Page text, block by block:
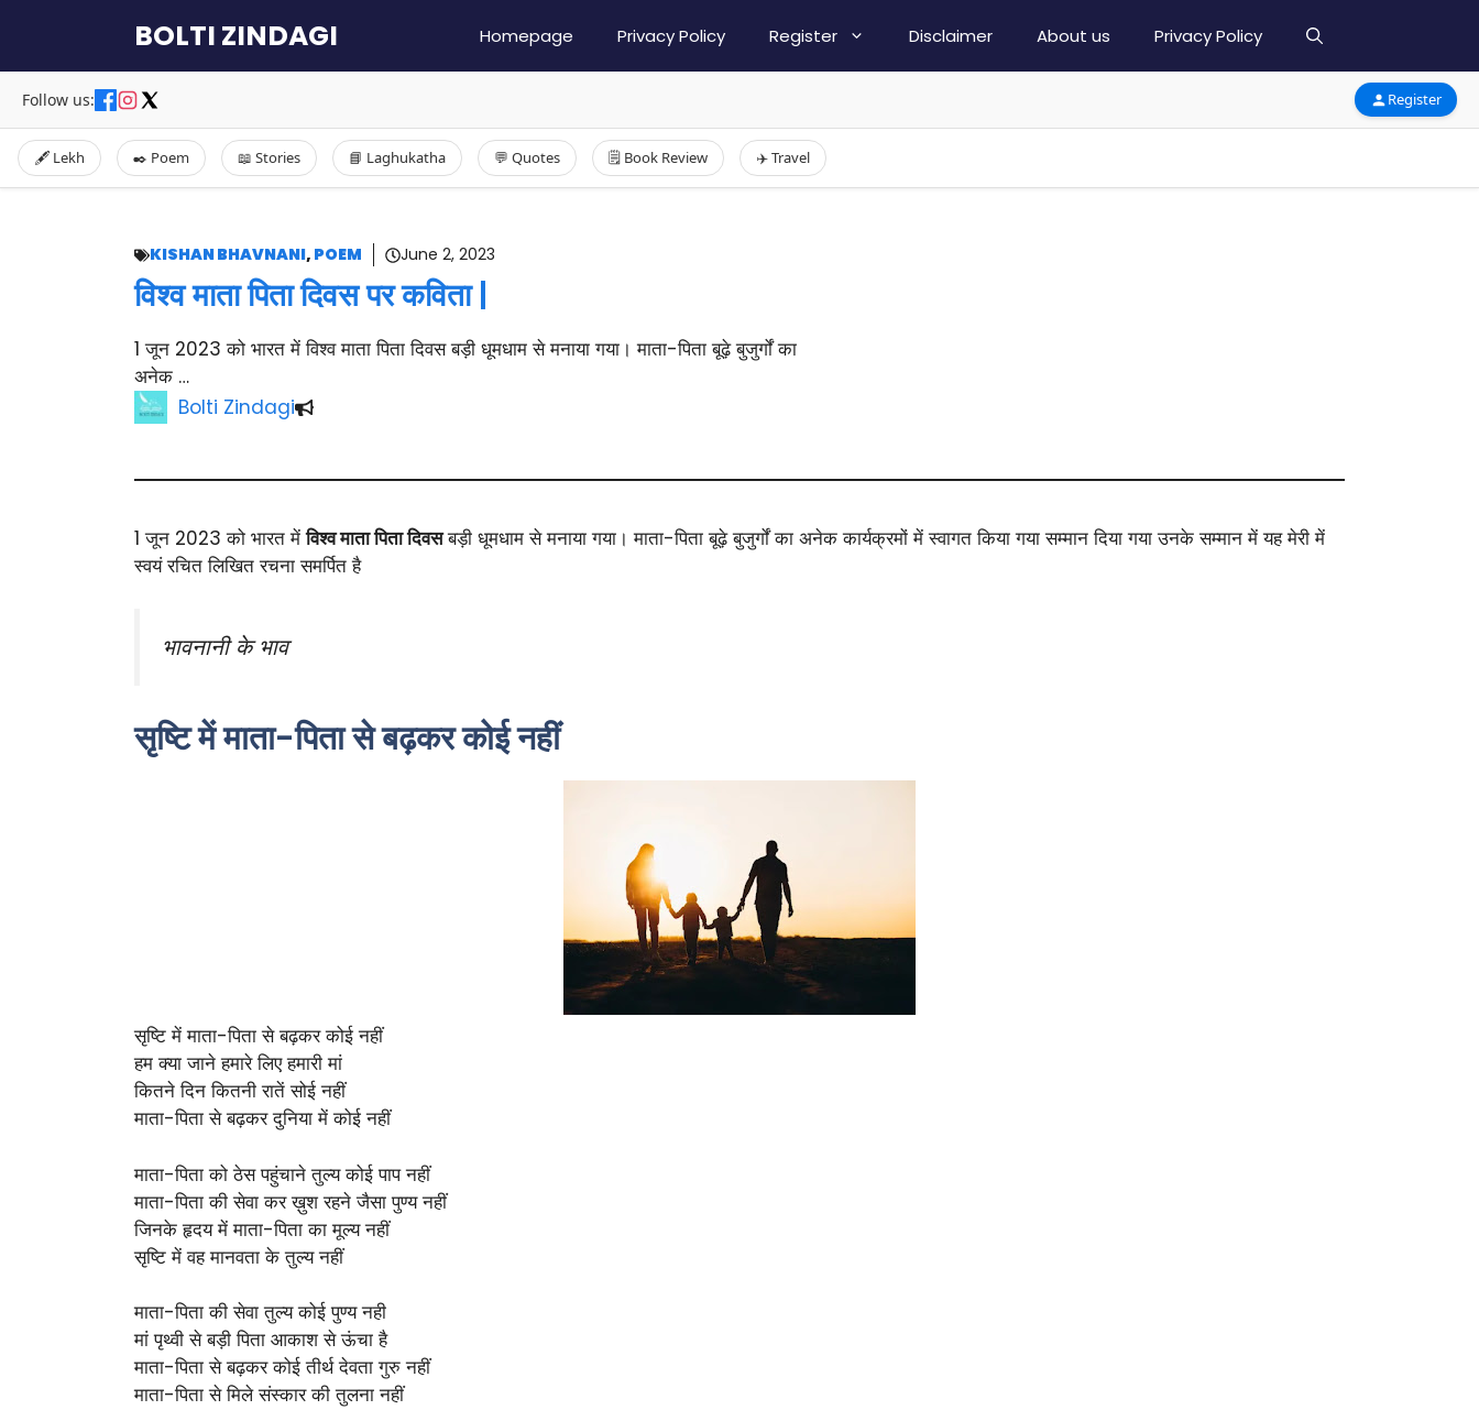
content
BOLTI ZINDAGI Homepage Privacy Policy Register Disclaimer About us Privacy Policy
Follow us: Register
🖋️ Lekh ✒️ Poem 📖 Stories 📘 Laghukatha 💬 Quotes 🗒️ Book Review ✈️ Travel
KISHAN BHAVNANI, POEM June 2, 2023
विश्व माता पिता दिवस पर कविता |
1 जून 2023 को भारत में विश्व माता पिता दिवस बड़ी धूमधाम से मनाया गया। माता-पिता बूढ़े बुजुर्गों का
अनेक …
Bolti Zindagi
1 जून 2023 को भारत मेंविश्व माता पिता दिवसबड़ी धूमधाम से मनाया गया। माता-पिता बूढ़े बुजुर्गों का अनेक कार्यक्रमों में स्वागत किया गया सम्मान दिया गया उनके सम्मान में यह मेरी में
स्वयं रचित लिखित रचना समर्पित है
भावनानी के भाव
सृष्टि में माता-पिता से बढ़कर कोई नहीं
सृष्टि में माता-पिता से बढ़कर कोई नहीं
हम क्या जाने हमारे लिए हमारी मां
कितने दिन कितनी रातें सोई नहीं
माता-पिता से बढ़कर दुनिया में कोई नहीं
माता-पिता को ठेस पहुंचाने तुल्य कोई पाप नहीं
माता-पिता की सेवा कर ख़ुश रहने जैसा पुण्य नहीं
जिनके हृदय में माता-पिता का मूल्य नहीं
सृष्टि में वह मानवता के तुल्य नहीं
माता-पिता की सेवा तुल्य कोई पुण्य नही
मां पृथ्वी से बड़ी पिता आकाश से ऊंचा है
माता-पिता से बढ़कर कोई तीर्थ देवता गुरु नहीं
माता-पिता से मिले संस्कार की तुलना नहीं